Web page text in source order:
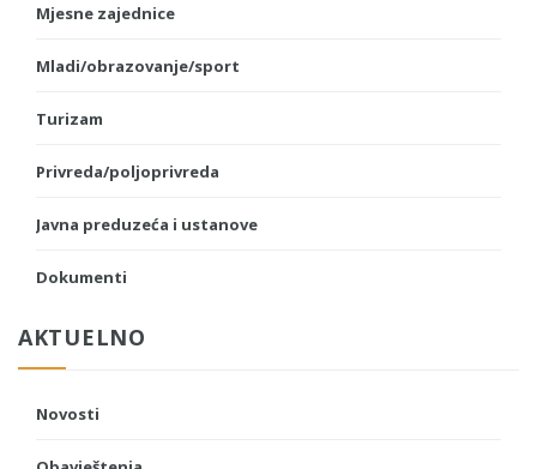
Mjesne zajednice
Mladi/obrazovanje/sport
Turizam
Privreda/poljoprivreda
Javna preduzeća i ustanove
Dokumenti
AKTUELNO
Novosti